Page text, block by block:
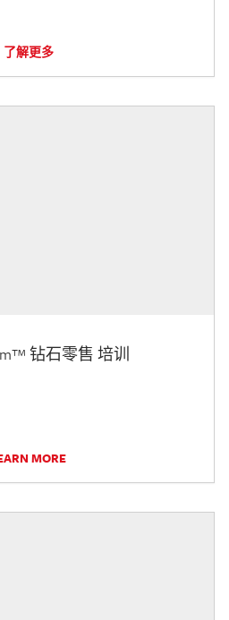
了解更多
钻石零售 培训
MORE